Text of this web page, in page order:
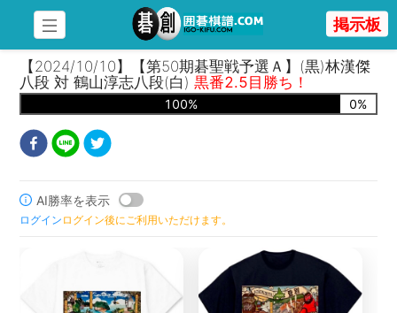
掲示板
【2024/10/10】【第50期碁聖戦予選Ａ】(黒)林漢傑
八段 対 鶴山淳志八段(白)黒番2.5目勝ち！
100% 0%
AI勝率を表示
ログイン ログイン後にご利用いただけます。